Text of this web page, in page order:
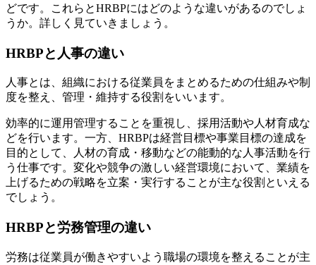
どです。これらとHRBPにはどのような違いがあるのでしょ
うか。詳しく見ていきましょう。
HRBPと人事の違い
人事とは、組織における従業員をまとめるための仕組みや制
度を整え、管理・維持する役割をいいます。
効率的に運用管理することを重視し、採用活動や人材育成な
どを行います。一方、HRBPは経営目標や事業目標の達成を
目的として、人材の育成・移動などの能動的な人事活動を行
う仕事です。変化や競争の激しい経営環境において、業績を
上げるための戦略を立案・実行することが主な役割といえる
でしょう。
HRBPと労務管理の違い
労務は従業員が働きやすいよう職場の環境を整えることが主